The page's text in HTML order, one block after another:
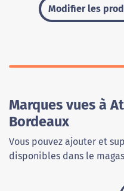
Modifier les
Marques vues à
Bordeaux
Vous pouvez ajouter et
disponibles dans le